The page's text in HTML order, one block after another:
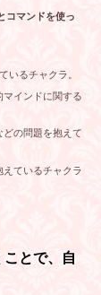
コマンドを使っ
るチャクラ。
インドに関する
の問題を抱えて
ているチャクラ
とで、自